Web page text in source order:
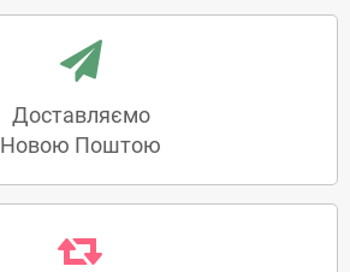
Доставляємо
Новою Поштою